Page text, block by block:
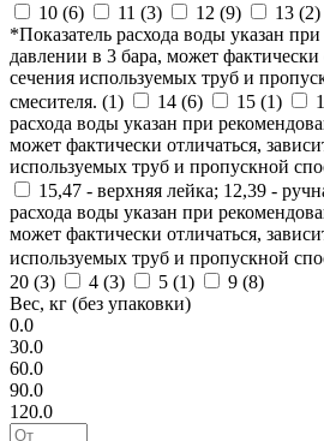
10 (6) 11 (3) 12 (9) 13 (2)
*Показатель расхода воды указан
давлении в 3 бара, может фактически
сечения используемых труб и
смесителя. (1) 14 (6) 15 (1)
расхода воды указан при
может фактически отличаться,
используемых труб и пропускной
15,47 - верхняя лейка; 12,39 -
расхода воды указан при
может фактически отличаться,
используемых труб и пропускной
20 (3) 4 (3) 5 (1) 9 (8)
Вес, кг (без упаковки)
0.0
30.0
60.0
90.0
120.0